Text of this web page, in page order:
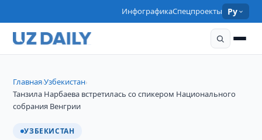
ИнфографикаСпецпроекты Ру
Главная›Узбекистан›
Танзила Нарбаева встретилась со спикером Национального
собрания Венгрии
УЗБЕКИСТАН